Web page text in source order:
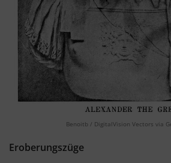
Benoitb / DigitalVision Vectors via
Eroberungszüge